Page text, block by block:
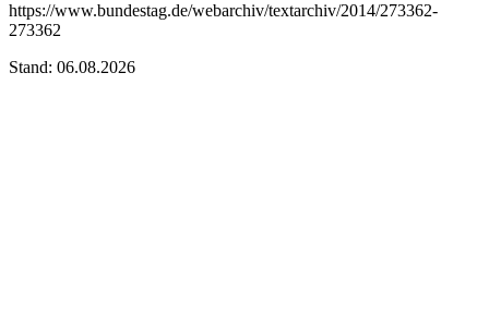
https://www.bundestag.de/webarchiv/textarchiv/2014/273362-
273362
Stand: 06.08.2026